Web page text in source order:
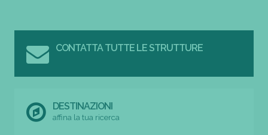
CONTATTA TUTTE LE STRUTTURE
DESTINAZIONI
affina la tua ricerca